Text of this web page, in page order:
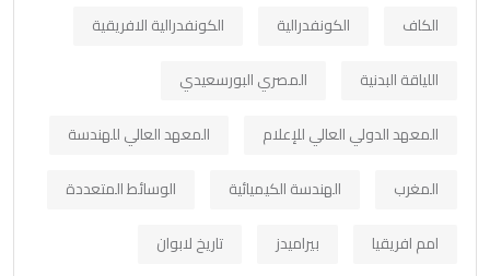
الكاف
الكونفدرالية
الكونفدرالية الافريقية
اللياقة البدنية
المصري البورسعيدي
المعهد الدولي العالي للإعلام
المعهد العالي للهندسة
المغرب
الهندسة الكيميائية
الوسائط المتعددة
امم افريقيا
بيراميدز
تاريخ لابوان